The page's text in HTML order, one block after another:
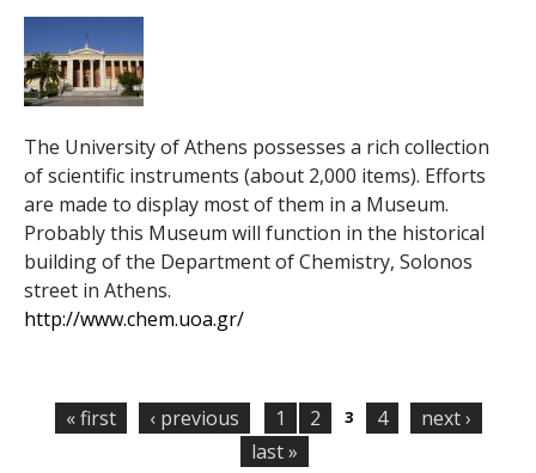
The University of Athens possesses a rich collection
of scientific instruments (about 2,000 items). Efforts
are made to display most of them in a Museum.
Probably this Museum will function in the historical
building of the Department of Chemistry, Solonos
street in Athens.
http://www.chem.uoa.gr/
« first ‹ previous 1 2 3 4
next ›
last »